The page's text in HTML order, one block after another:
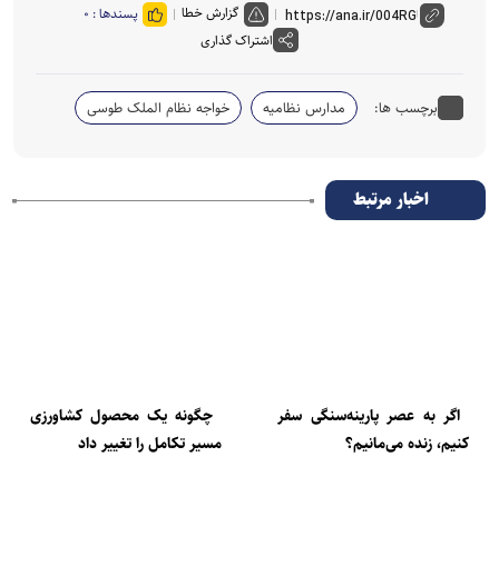
گزارش خطا پسندها : ۰
اشتراک گذاری
برچسب ها: مدارس نظامیه خواجه نظام الملک طوسی
اخبار مرتبط
اگر به عصر پارینه‌سنگی سفر
کنیم، زنده می‌مانیم؟
چگونه یک محصول کشاورزی
مسیر تکامل را تغییر داد